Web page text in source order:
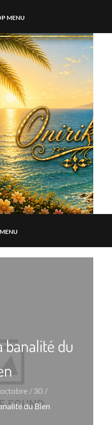
MENU
MENU
banalité du
octobre
30
du Bien